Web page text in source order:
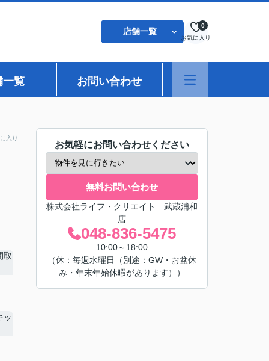
店舗一覧
お気に入り
0
一覧 お問い合わせ
入り
お気軽にお問い合わせください
無料お問い合わせ
株式会社ライフ・クリエイト 武蔵浦和
店
048-836-5475
10:00～18:00
（休：毎週水曜日（別途：GW・お盆休
み・年末年始休暇があります））